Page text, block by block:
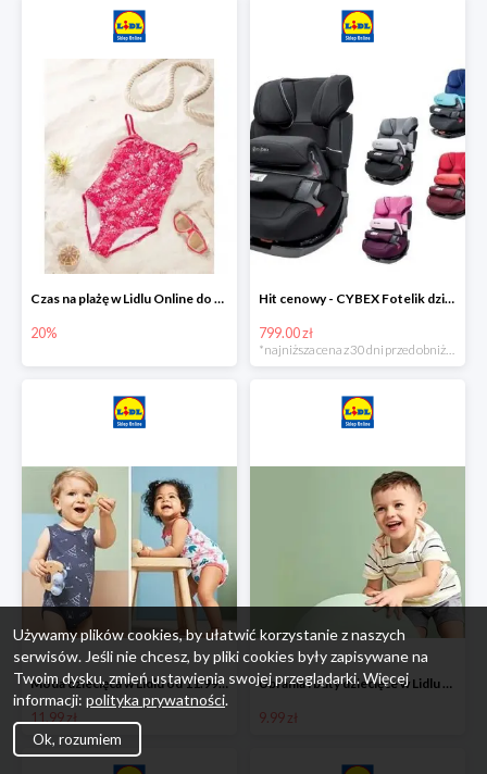
Czas na plażę w Lidlu Online do -20%
20%
Hit cenowy - CYBEX Fotelik dziecięcy samochodowy Pallasfix grupa I-III, 9-36 kg
799.00 zł
Moda dziecięca w Lidlu od 11.99 zł
11.99 zł
Ubrania i buty dziecięce w Lidlu Online od 9,99 zł
9.99 zł
Używamy plików cookies, by ułatwić korzystanie z naszych
serwisów. Jeśli nie chcesz, by pliki cookies były zapisywane na
Twoim dysku, zmień ustawienia swojej przeglądarki. Więcej
informacji: polityka prywatności.
Ok, rozumiem